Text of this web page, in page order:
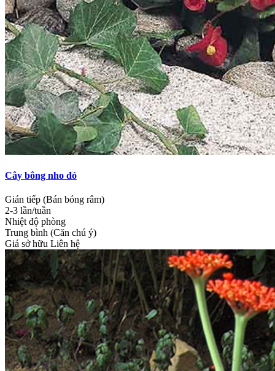
Cây bông nho đỏ
Gián tiếp (Bán bóng râm)
2-3 lần/tuần
Nhiệt độ phòng
Trung bình (Căn chú ý)
Giá sở hữu Liên hệ